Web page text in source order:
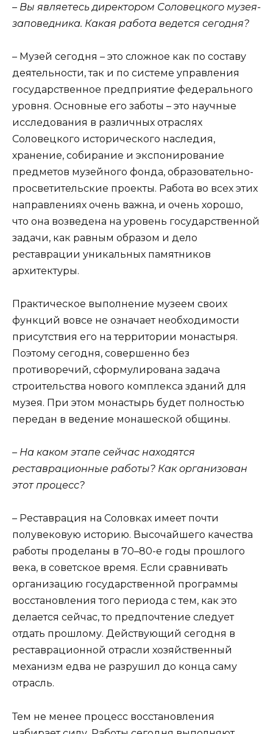
– Вы являетесь директором Соловецкого музея-
заповедника. Какая работа ведется сегодня?
– Музей сегодня – это сложное как по составу
деятельности, так и по системе управления
государственное предприятие федерального
уровня. Основные его заботы – это научные
исследования в различных отраслях
Соловецкого исторического наследия,
хранение, собирание и экспонирование
предметов музейного фонда, образовательно-
просветительские проекты. Работа во всех этих
направлениях очень важна, и очень хорошо,
что она возведена на уровень государственной
задачи, как равным образом и дело
реставрации уникальных памятников
архитектуры.
Практическое выполнение музеем своих
функций вовсе не означает необходимости
присутствия его на территории монастыря.
Поэтому сегодня, совершенно без
противоречий, сформулирована задача
строительства нового комплекса зданий для
музея. При этом монастырь будет полностью
передан в ведение монашеской общины.
– На каком этапе сейчас находятся
реставрационные работы? Как организован
этот процесс?
– Реставрация на Соловках имеет почти
полувековую историю. Высочайшего качества
работы проделаны в 70–80-е годы прошлого
века, в советское время. Если сравнивать
организацию государственной программы
восстановления того периода с тем, как это
делается сейчас, то предпочтение следует
отдать прошлому. Действующий сегодня в
реставрационной отрасли хозяйственный
механизм едва не разрушил до конца саму
отрасль.
Тем не менее процесс восстановления